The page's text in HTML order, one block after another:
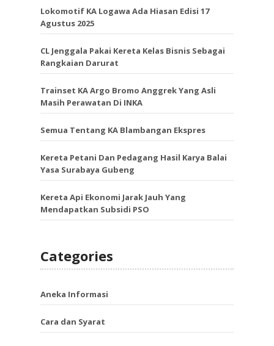
Lokomotif KA Logawa Ada Hiasan Edisi 17
Agustus 2025
CL Jenggala Pakai Kereta Kelas Bisnis Sebagai
Rangkaian Darurat
Trainset KA Argo Bromo Anggrek Yang Asli
Masih Perawatan Di INKA
Semua Tentang KA Blambangan Ekspres
Kereta Petani Dan Pedagang Hasil Karya Balai
Yasa Surabaya Gubeng
Kereta Api Ekonomi Jarak Jauh Yang
Mendapatkan Subsidi PSO
Categories
Aneka Informasi
Cara dan Syarat